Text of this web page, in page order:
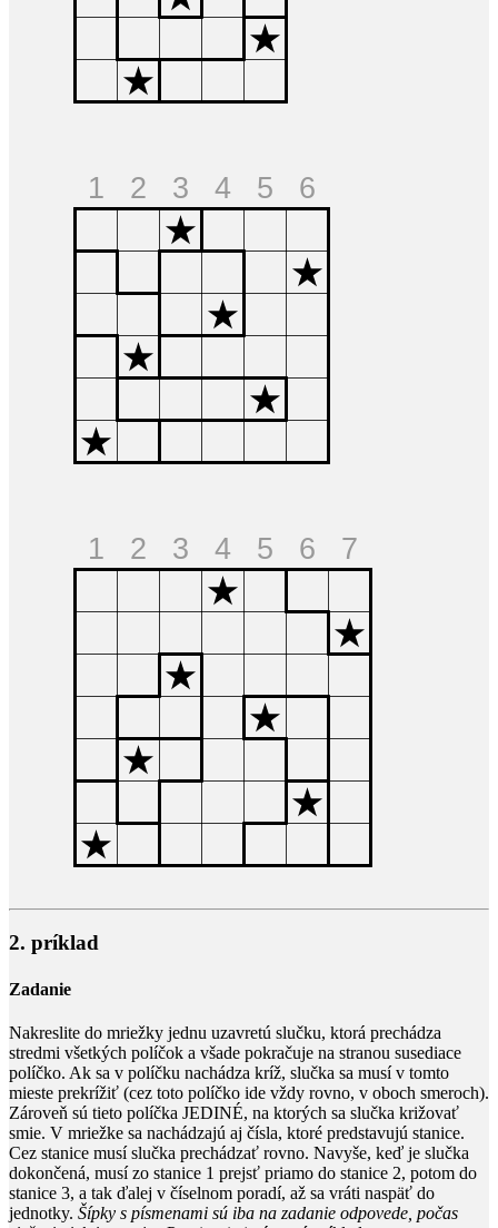
2. príklad
Zadanie
Nakreslite do mriežky jednu uzavretú slučku, ktorá prechádza
stredmi všetkých políčok a všade pokračuje na stranou susediace
políčko. Ak sa v políčku nachádza kríž, slučka sa musí v tomto
mieste prekrížiť (cez toto políčko ide vždy rovno, v oboch smeroch).
Zároveň sú tieto políčka JEDINÉ, na ktorých sa slučka križovať
smie. V mriežke sa nachádzajú aj čísla, ktoré predstavujú stanice.
Cez stanice musí slučka prechádzať rovno. Navyše, keď je slučka
dokončená, musí zo stanice 1 prejsť priamo do stanice 2, potom do
stanice 3, a tak ďalej v číselnom poradí, až sa vráti naspäť do
jednotky. Šípky s písmenami sú iba na zadanie odpovede, počas